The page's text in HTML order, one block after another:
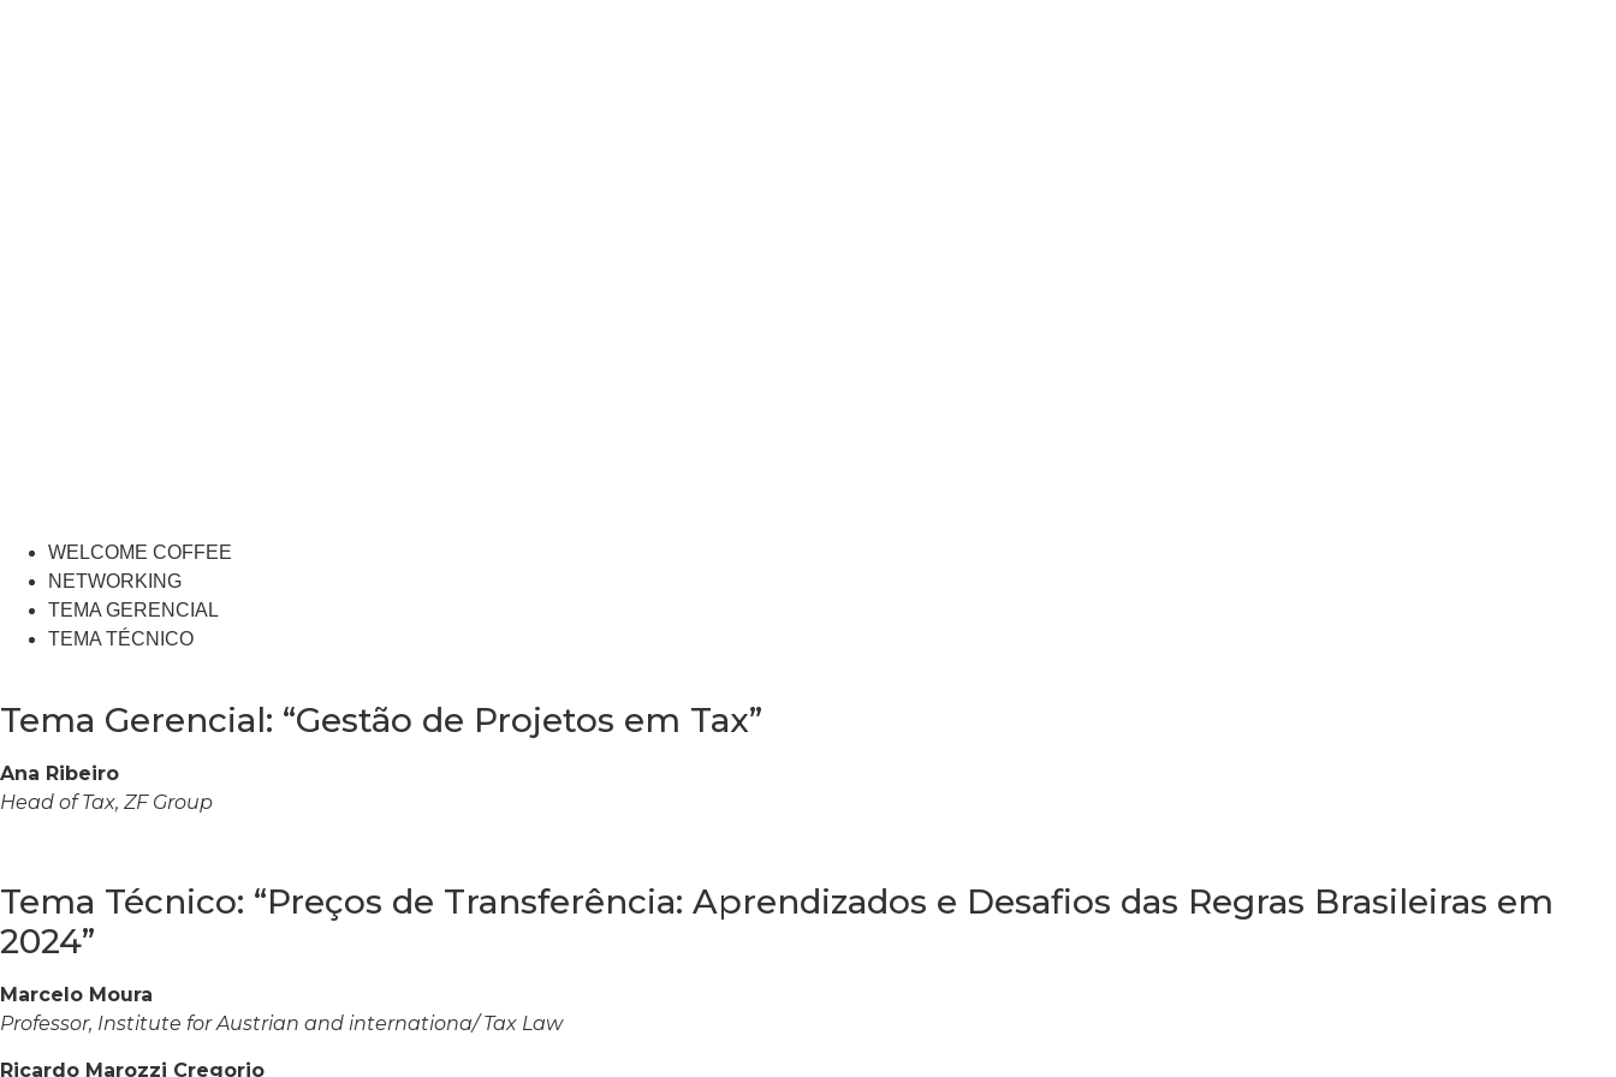
WELCOME COFFEE
NETWORKING
TEMA GERENCIAL
TEMA TÉCNICO
Tema Gerencial: “Gestão de Projetos em Tax”
Ana Ribeiro
Head of Tax, ZF Group
Tema Técnico: “Preços de Transferência: Aprendizados e Desafios das Regras Brasileiras em
2024”
Marcelo Moura
Professor, Institute for Austrian and internationa/ Tax Law
Ricardo Marozzi Cregorio